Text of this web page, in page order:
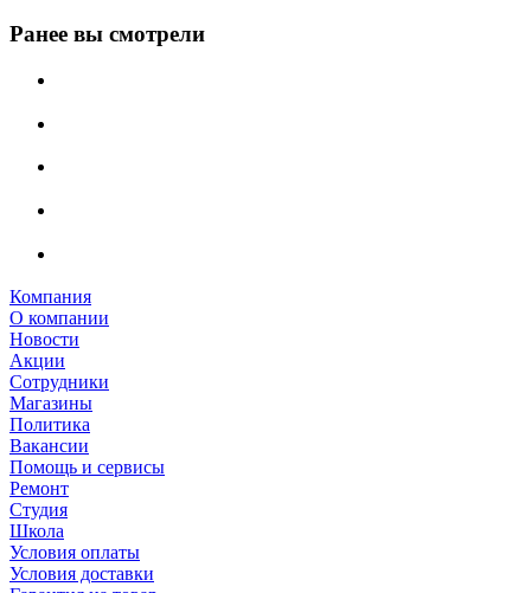
Ранее вы смотрели
Компания
О компании
Новости
Акции
Сотрудники
Магазины
Политика
Вакансии
Помощь и сервисы
Ремонт
Студия
Школа
Условия оплаты
Условия доставки